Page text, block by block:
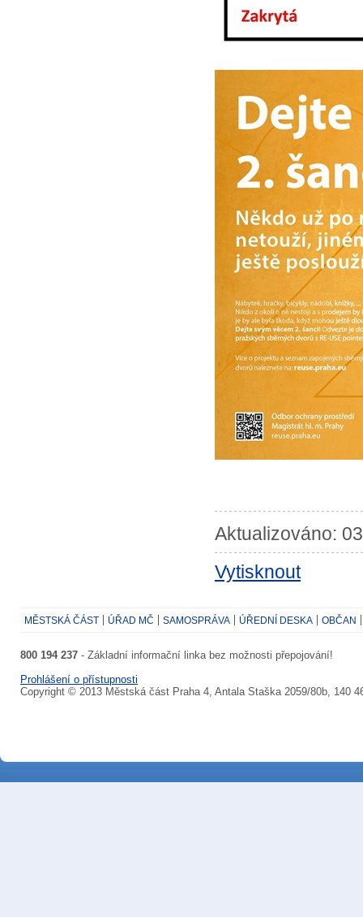
Aktualizováno:
Vytisknout
MĚSTSKÁ ČÁST ÚŘAD MČ SAMOSPRÁVA ÚŘEDNÍ DESKA OBČAN
800 194 237 - Základní informační linka bez možnosti přepojování!
Prohlášení o přístupnosti
Copyright © 2013 Městská část Praha 4, Antala Staška 2059/80b, 140